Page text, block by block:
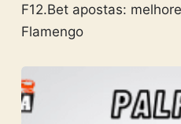
F12.Bet apostas:
Flamengo